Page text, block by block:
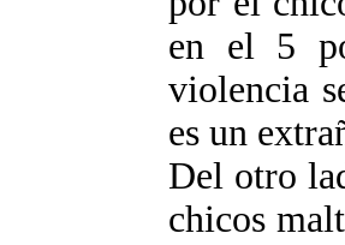
en el 5
violencia
es un
Del otro
chicos